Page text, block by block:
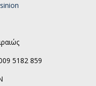
5182 859